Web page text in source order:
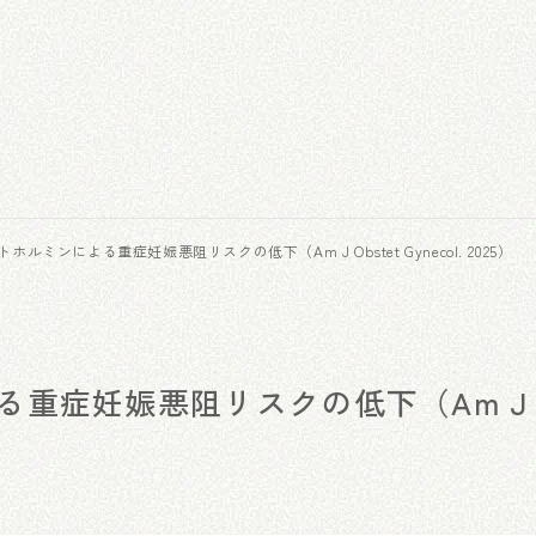
ホルミンによる重症妊娠悪阻リスクの低下（Am J Obstet Gynecol. 2025）
重症妊娠悪阻リスクの低下（Am J